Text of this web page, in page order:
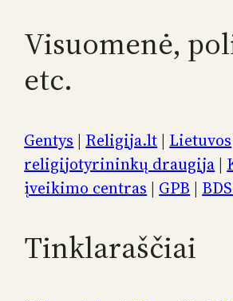
Visuomenė,
etc.
Gentys | Religija.lt | Lietuvos
religijotyrininkų draugija |
įveikimo centras | GPB |
Tinklaraščiai